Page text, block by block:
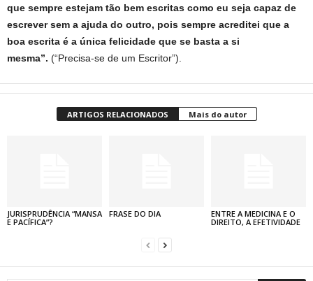
que sempre estejam tão bem escritas como eu seja capaz de
escrever sem a ajuda do outro, pois sempre acreditei que a
boa escrita é a única felicidade que se basta a si
mesma”. (“Precisa-se de um Escritor”).
ARTIGOS RELACIONADOS Mais do autor
JURISPRUDÊNCIA “MANSA
E PACÍFICA”?
FRASE DO DIA
ENTRE A MEDICINA E O
DIREITO, A EFETIVIDADE